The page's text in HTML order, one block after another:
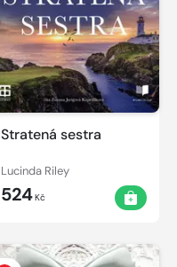
Stratená sestra
Lucinda Riley
524Kč